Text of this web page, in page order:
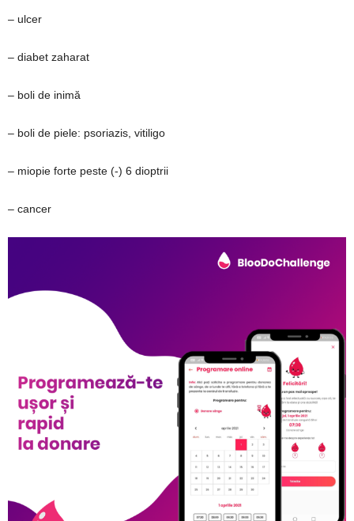
– ulcer
– diabet zaharat
– boli de inimă
– boli de piele: psoriazis, vitiligo
– miopie forte peste (-) 6 dioptrii
– cancer